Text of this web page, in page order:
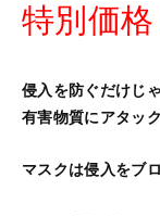
特別価格
侵入を防ぐだけじゃ
有害物質にアタッ
マスクは侵入をブ